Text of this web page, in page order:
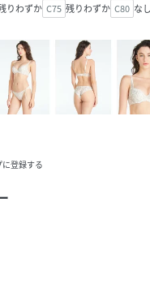
りわずか C75 残りわずか C80 な
登録する